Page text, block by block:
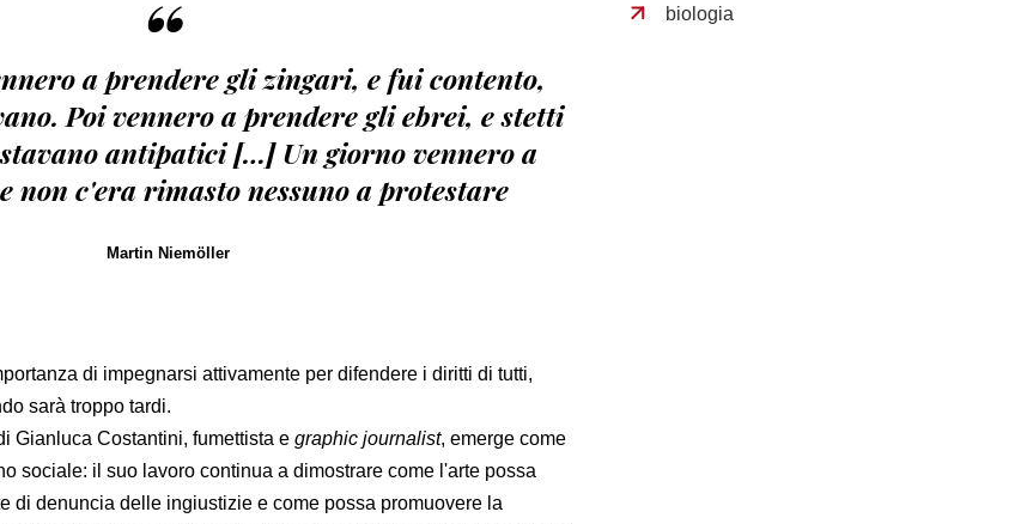
“
a prendere gli zingari, e fui contento,
Poi vennero a prendere gli ebrei, e stetti
antipatici […] Un giorno vennero a
non c'era rimasto nessuno a protestare
Martin Niemöller
di impegnarsi attivamente per difendere i diritti di tutti,
sarà troppo tardi.
Gianluca Costantini, fumettista e graphic journalist, emerge come
sociale: il suo lavoro continua a dimostrare come l'arte possa
di denuncia delle ingiustizie e come possa promuovere la
biologia